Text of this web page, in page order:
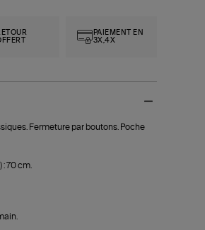
PAIEMENT EN
3X,4X
Fermeture par boutons. Poche
: 70 cm.